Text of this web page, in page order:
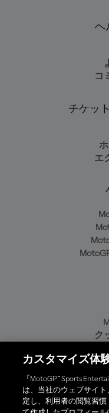
ヘ
コ
チケッ
エ
ク
プラ
カスタマイズ体
『MotoGP™ Sports
は、当社のウェブサイ
定し、利用者の閲覧習